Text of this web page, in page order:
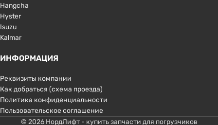
Hangcha
Hyster
Isuzu
Kalmar
ИНФОРМАЦИЯ
Реквизиты компании
Как добраться (схема проезда)
Политика конфиденциальности
Пользовательское соглашение
© 2026 НордЛифт - купить запчасти для погрузчиков